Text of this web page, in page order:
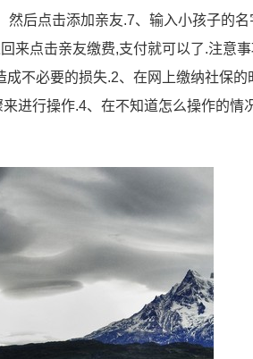
后点击添加亲友.7、输入小孩子的名
来点击亲友缴费,支付就可以了.注意事
不必要的损失.2、在网上缴纳社保的
进行操作.4、在不知道怎么操作的情